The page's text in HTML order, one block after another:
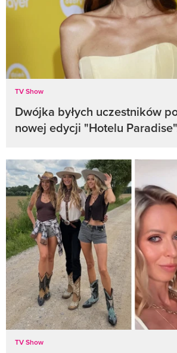
TV Show
Dwójka byłych uczestników
nowej edycji "Hotelu
TV Show